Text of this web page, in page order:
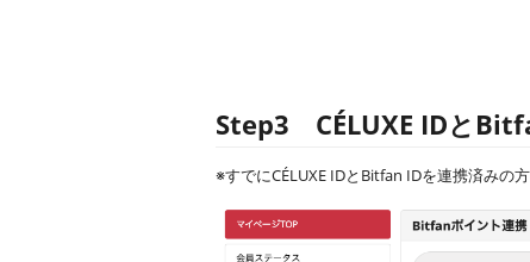
Step3 CÉLUXE IDと
※すでにCÉLUXE IDとBitfan IDを連携済みの